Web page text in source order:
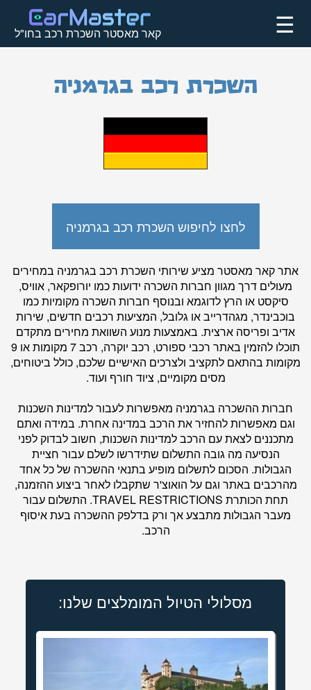
קאר מאסטר השכרת רכב בחו"ל ☰
השכרת רכב בגרמניה
לחצו לחיפוש השכרת רכב בגרמניה
אתרקאר מאסטר מציע שירותי השכרת רכב בגרמניה במחירים
מעולים דרך מגוון חברות השכרה ידועות כמו יורופקאר, אוויס,
סיקסט או הרץ לדוגמא ובנוסף חברות השכרה מקומיות כמו
בוכבינדר, מגהדרייב או גלובל, המציעות רכבים חדשים, שירות
אדיב ופריסה ארצית. באמצעות מנוע השוואת מחירים מתקדם
תוכלו להזמין באתר רכבי ספורט, רכב יוקרה, רכב 7 מקומות או 9
מקומות בהתאם לתקציב ולצרכים האישיים שלכם, כולל ביטוחים,
מסים מקומיים, ציוד חורף ועוד.
חברות ההשכרה בגרמניה מאפשרות לעבור למדינות השכנות
וגם מאפשרות להחזיר את הרכב במדינה אחרת. במידה ואתם
מתכננים לצאת עם הרכב למדינות השכנות, חשוב לבדוק לפני
הנסיעה מה גובה התשלום שתידרשו לשלם עבור חציית
הגבולות. הסכום לתשלום מופיע בתנאי ההשכרה של כל אחד
מהרכבים באתר וגם על הואוצ'ר שתקבלו לאחר ביצוע ההזמנה,
תחת הכותרת TRAVEL RESTRICTIONS. התשלום עבור
מעבר הגבולות מתבצע אך ורק בדלפק ההשכרה בעת איסוף
הרכב.
מסלולי הטיול המומלצים שלנו: